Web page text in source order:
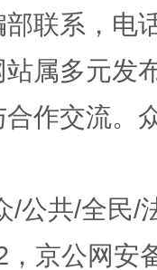
联系，电
属多元发
作交流。
/公共/全民/
京公网安